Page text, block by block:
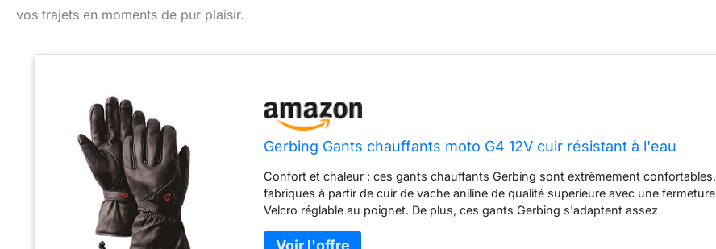
vos trajets en moments de pur plaisir.
Gerbing Gants chauffants moto G4 12V cuir résistant à l'eau
Confort et chaleur : ces gants chauffants Gerbing sont extrêmement confortables,
fabriqués à partir de cuir de vache aniline de qualité supérieure avec une fermeture
Velcro réglable au poignet. De plus, ces gants Gerbing s'adaptent assez
d'isolation Thinsulate pour vous garder au chaud sans être encombrant. Résistant